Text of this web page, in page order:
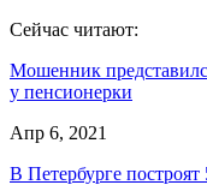
Сейчас читают:
Мошенник
у пенсионерки
Апр 6, 2021
В Петербурге